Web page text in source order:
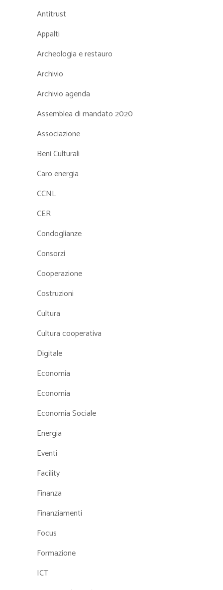
Antitrust
Appalti
Archeologia e restauro
Archivio
Archivio agenda
Assemblea di mandato 2020
Associazione
Beni Culturali
Caro energia
CCNL
CER
Condoglianze
Consorzi
Cooperazione
Costruzioni
Cultura
Cultura cooperativa
Digitale
Economia
Economia
Economia Sociale
Energia
Eventi
Facility
Finanza
Finanziamenti
Focus
Formazione
ICT